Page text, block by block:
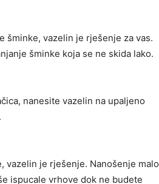
šminke, vazelin je rješenje za vas.
šminke koja se ne skida lako.
nanesite vazelin na upaljeno
vazelin je rješenje. Nanošenje malo
ispucale vrhove dok ne budete